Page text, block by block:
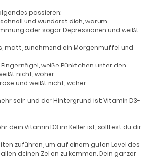
passieren:
und wunderst dich, warum
oder sogar Depressionen und weißt
matt, zunehmend ein Morgenmuffel und
weiße Pünktchen unter den
nicht, woher.
und weißt nicht, woher.
sein und der Hintergrund ist: Vitamin D3-
dein Vitamin D3 im Keller ist, solltest du dir
zuführen, um auf einem guten Level des
deinen Zellen zu kommen. Dein ganzer